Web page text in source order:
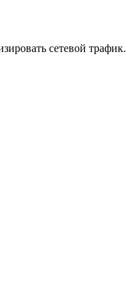
сетевой трафик.